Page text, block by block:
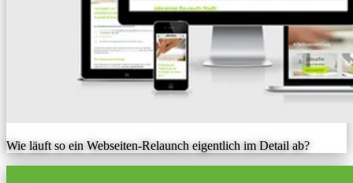
Wie läuft so ein Webseiten-Relaunch eigentlich im Detail ab?